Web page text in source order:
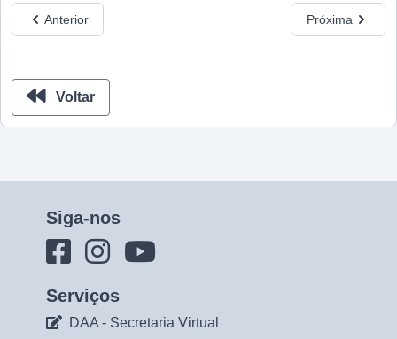
Anterior Próxima
Voltar
Siga-nos
Serviços
DAA - Secretaria Virtual